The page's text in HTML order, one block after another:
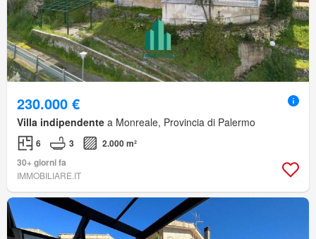
230.000 €
Villa indipendente a Monreale, Provincia di Palermo
6 3
2.000 m²
30+ giorni fa
IMMOBILIARE.IT